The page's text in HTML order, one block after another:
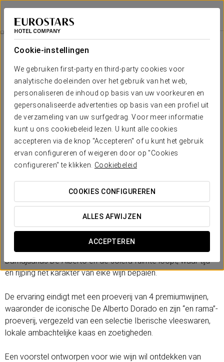
Cookie-instellingen
We gebruiken first-party en third-party cookies voor
analytische doeleinden over het gebruik van het web,
personaliseren de inhoud op basis van uw voorkeuren en
gepersonaliseerde advertenties op basis van een profiel uit
de verzameling van uw surfgedrag. Voor meer informatie
kunt u ons cookiebeleid lezen. U kunt alle cookies
accepteren via de knop "Accepteren" of u kunt het gebruik
ervan configureren of weigeren door op "Cookies
configureren" te klikken. Cookiebeleid
COOKIES CONFIGUREREN
ALLES AFWIJZEN
ACCEPTEREN
Eurostars Valladolid
VALLADOLID
All You Need Is Gold
€30 per volwassene
All You Need Is Gold
Beleef een exclusieve wijnervaring tussen geschiedenis,
traditie en wijnen met een sterk karakter.
Bezoek een 17e-eeuwse ondergrondse wijnkelder en ontdek
van dichtbij het productieproces van de wijnen De Alberto
Dorado en De Alberto Pálido. Een route die door de Espacio
Damajuanas De Alberto en de solera-ruimte loopt, waar tijd
en rijping het karakter van elke wijn bepalen.
De ervaring eindigt met een proeverij van 4 premiumwijnen,
waaronder de iconische De Alberto Dorado en zijn “en rama”-
proeverij, vergezeld van een selectie Iberische vleeswaren,
lokale ambachtelijke kaas en zoetigheden.
Een voorstel ontworpen voor wie wijn wil ontdekken van